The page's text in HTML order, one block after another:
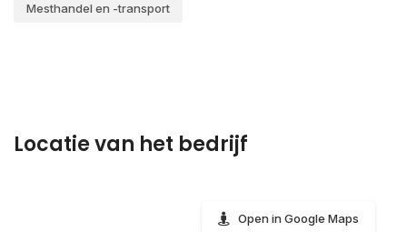
Mesthandel en -transport
Locatie van het bedrijf
Open in Google Maps